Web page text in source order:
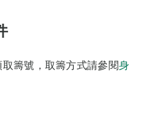
籌號，取籌方式請參閱身